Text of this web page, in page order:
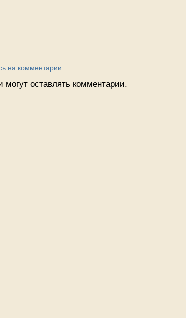
на комментарии.
могут оставлять комментарии.